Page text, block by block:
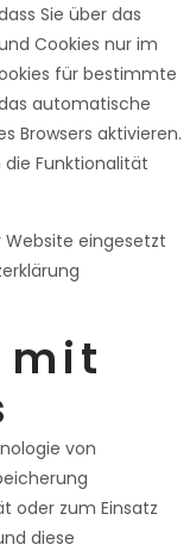
Sie über das
Cookies nur im
für bestimmte
automatische
Browsers aktivieren.
die Funktionalität
Website eingesetzt
mit
von
oder zum Einsatz
diese